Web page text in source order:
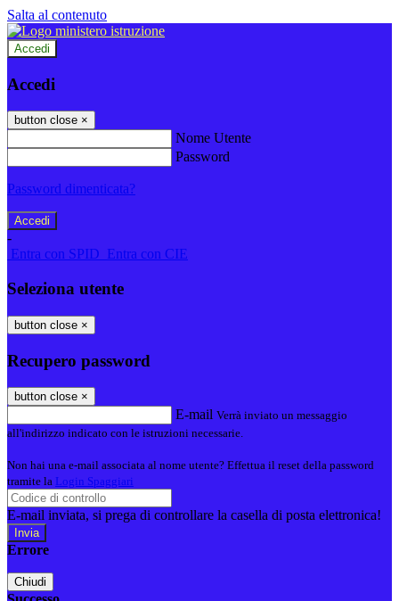
Salta al contenuto
Accedi
Accedi
button close ×
Nome Utente
Password
Password dimenticata?
-
Entra con SPID Entra con CIE
Seleziona utente
button close ×
Recupero password
button close ×
E-mail Verrà inviato un messaggio
all'indirizzo indicato con le istruzioni necessarie.
Non hai una e-mail associata al nome utente? Effettua il reset della password
tramite la Login Spaggiari
E-mail inviata, si prega di controllare la casella di posta elettronica!
Errore
Chiudi